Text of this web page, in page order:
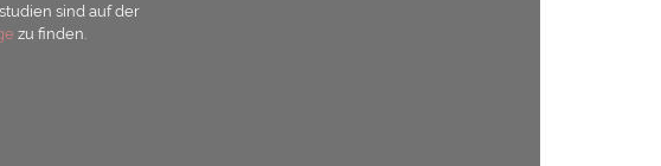
sind auf der
zu finden.